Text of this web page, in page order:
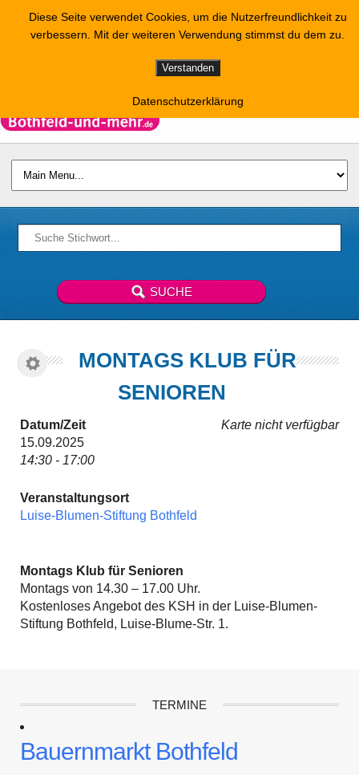
MONTAGS KLUB FÜR
SENIOREN
Karte nicht verfügbar
Datum/Zeit
15.09.2025
14:30 - 17:00
Veranstaltungsort
Luise-Blumen-Stiftung Bothfeld
Montags Klub für Senioren
Montags von 14.30 – 17.00 Uhr.
Kostenloses Angebot des KSH in der Luise-Blumen-
Stiftung Bothfeld, Luise-Blume-Str. 1.
TERMINE
Bauernmarkt Bothfeld
Diese Seite verwendet Cookies, um die Nutzerfreundlichkeit zu
verbessern. Mit der weiteren Verwendung stimmst du dem zu.
Verstanden
Datenschutzerklärung